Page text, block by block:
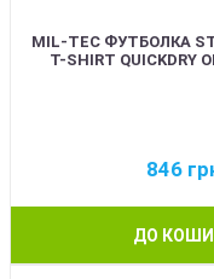
MIL-TEC ФУТБОЛКА
T-SHIRT QUICKDRY
846
ДО